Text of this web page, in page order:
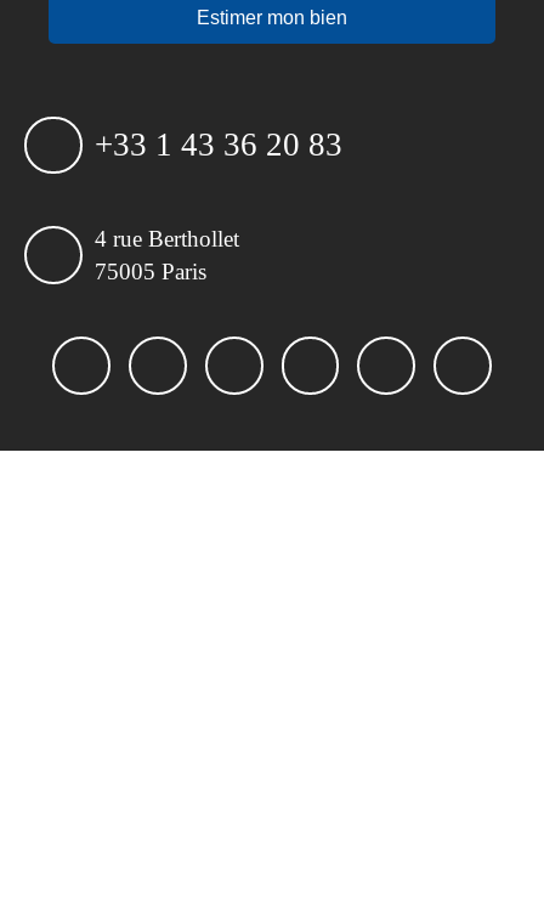
Estimer mon bien
+33 1 43 36 20 83
4 rue Berthollet
75005 Paris